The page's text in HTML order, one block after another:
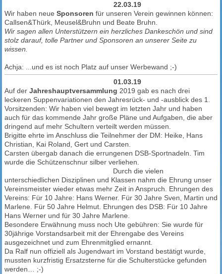
22.03.19
Wir haben neue Sponsoren für unseren Verein gewinnen können:
Callsen&Thürk, Meusel&Bruhn und Beate Bruhn.
Wir sagen allen Unterstützern ein herzliches Dankeschön und sind
stolz darauf, tolle Partner und Sponsoren an unserer Seite zu
wissen.
Achja: ...und es ist noch Platz auf unser Werbewand ;-)
01.03.19
Auf der Jahreshauptversammlung 2019 gab es nach drei
leckeren Suppenvariationen den Jahresrück- und -ausblick des 1.
Vorsitzenden: Wir haben viel bewegt im letzten Jahr und haben
auch für das kommende Jahr große Pläne und Aufgaben, die aber
dringend auf mehr Schultern verteilt werden müssen.
Brigitte ehrte im Anschluss die Teilnehmer der DM: Heike, Hans
Christian, Kai Roland, Gert und Carsten.
Carsten übergab danach die errungenen DSB-Sportnadeln. Tim
wurde die Schützenschnur silber verliehen.
Durch die vielen
unterschiedlichen Disziplinen und Klassen nahm die Ehrung unser
Vereinsmeister wieder etwas mehr Zeit in Anspruch. Ehrungen des
Vereins: Für 10 Jahre: Hans Werner. Für 30 Jahre Sven, Martin und
Marlene. Für 50 Jahre Helmut. Ehrungen des DSB: Für 10 Jahre
Hans Werner und für 30 Jahre Marlene.
Besondere Erwähnung muss noch Ute gebühren: Sie wurde für
30jährige Vorstandsarbeit mit der Ehrengabe des Vereins
ausgezeichnet und zum Ehrenmitglied ernannt.
Da Ralf nun offiziell als Jugendwart im Vorstand bestätigt wurde,
mussten kurzfristig Ersatzsterne für die Schulterstücke gefunden
werden… ;-)